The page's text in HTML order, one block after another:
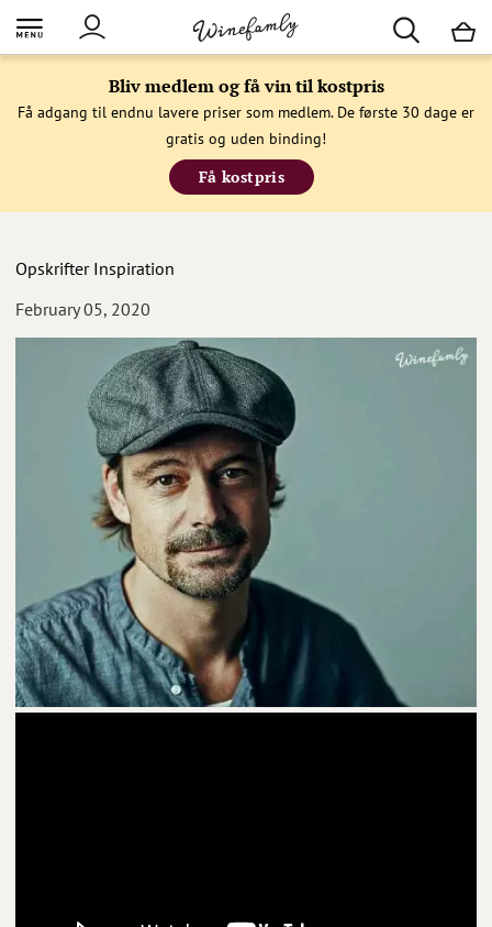
Bliv medlem og få vin til kostpris
Få adgang til endnu lavere priser som medlem. De første 30 dage er
gratis og uden binding!
Få kostpris
Opskrifter Inspiration
February 05, 2020